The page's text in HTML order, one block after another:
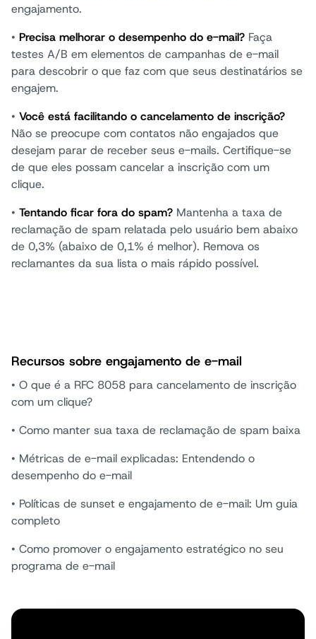
engajamento.
• Precisa melhorar o desempenho do e-mail? Faça
testes A/B em elementos de campanhas de e-mail
para descobrir o que faz com que seus destinatários se
engajem.
• Você está facilitando o cancelamento de inscrição?
Não se preocupe com contatos não engajados que
desejam parar de receber seus e-mails. Certifique-se
de que eles possam cancelar a inscrição com um
clique.
• Tentando ficar fora do spam? Mantenha a taxa de
reclamação de spam relatada pelo usuário bem abaixo
de 0,3% (abaixo de 0,1% é melhor). Remova os
reclamantes da sua lista o mais rápido possível.
Recursos sobre engajamento de e-mail
• O que é a RFC 8058 para cancelamento de inscrição
com um clique?
• Como manter sua taxa de reclamação de spam baixa
• Métricas de e-mail explicadas: Entendendo o
desempenho do e-mail
• Políticas de sunset e engajamento de e-mail: Um guia
completo
• Como promover o engajamento estratégico no seu
programa de e-mail